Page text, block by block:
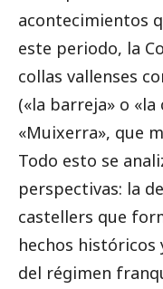
acontecimientos
este periodo, la
collas vallenses
(«la barreja» o
«Muixerra», que
Todo esto se
perspectivas: la
castellers que
hechos históricos
del régimen